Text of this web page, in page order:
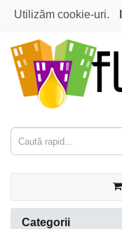
Utilizăm cookie-uri.
Categorii